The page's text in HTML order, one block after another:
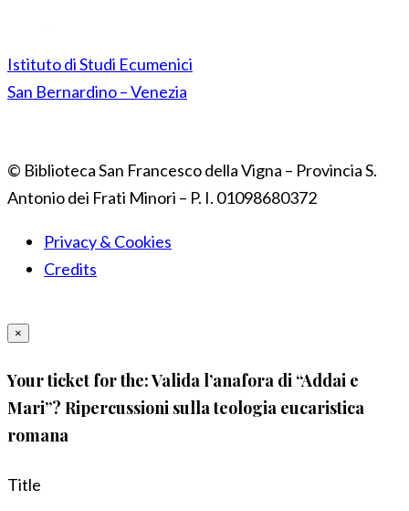
Istituto di Studi Ecumenici
San Bernardino – Venezia
© Biblioteca San Francesco della Vigna – Provincia S.
Antonio dei Frati Minori – P. I. 01098680372
Privacy & Cookies
Credits
×
Your ticket for the: Valida l’anafora di “Addai e
Mari”? Ripercussioni sulla teologia eucaristica
romana
Title